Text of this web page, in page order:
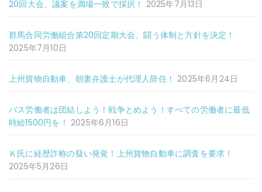
20回大会、議案を満場一致で採択！ 2025年7月13日
群馬合同労働組合第20回定期大会、闘う体制と方針を決定！
2025年7月10日
上州貨物自動車、朝妻弁護士が代理人辞任！ 2025年6月24日
バス労働者は団結しよう！戦争とめよう！すべての労働者に最低
時給1500円を！ 2025年6月16日
Ｋ氏に経歴詐称の疑い発覚！上州貨物自動車に調査を要求！
2025年5月26日